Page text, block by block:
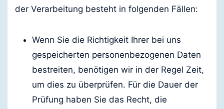
der Verarbeitung besteht in folgenden Fällen:
Wenn Sie die Richtigkeit Ihrer bei uns
gespeicherten personenbezogenen Daten
bestreiten, benötigen wir in der Regel Zeit,
um dies zu überprüfen. Für die Dauer der
Prüfung haben Sie das Recht, die